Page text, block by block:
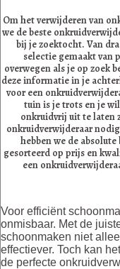
Om het verwijderen van
we de beste
bij je zoektocht. Van
selectie gemaakt van
overwegen als je op zoek
deze informatie in je
voor een
tuin is je trots en je
onkruidvrij uit te laten
onkruidverwijderaar
hebben we de
gesorteerd op prijs en
een
Voor efficiënt
onmisbaar. Met de
schoonmaken niet
effectiever. Toch kan
de perfecte